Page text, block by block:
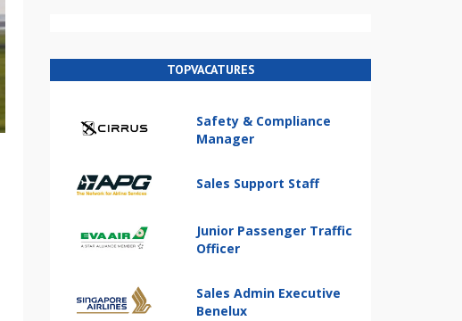
TOPVACATURES
Safety & Compliance
Manager
Sales Support Staff
Junior Passenger Traffic
Officer
Sales Admin Executive
Benelux